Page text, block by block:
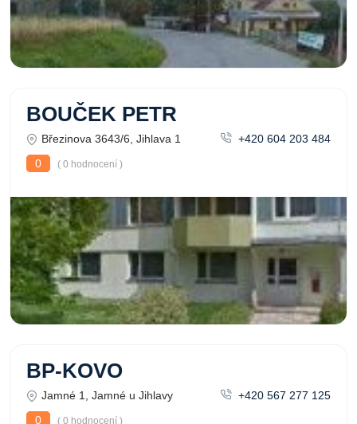
BOUČEK PETR
Březinova 3643/6, Jihlava 1
+420 604 203 484
0
( 0 hodnocení )
BP-KOVO
Jamné 1, Jamné u Jihlavy
+420 567 277 125
0
( 0 hodnocení )